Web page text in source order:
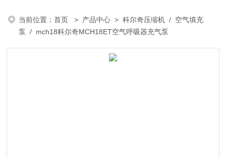
当前位置：首页 > 产品中心 >科尔奇压缩机 / 空气填充
泵 / mch18科尔奇MCH18ET空气呼吸器充气泵